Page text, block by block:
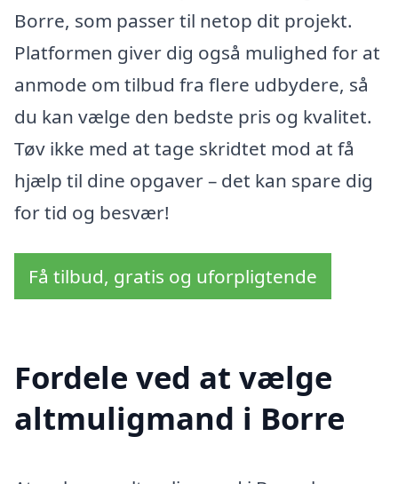
Borre, som passer til netop dit projekt.
Platformen giver dig også mulighed for at
anmode om tilbud fra flere udbydere, så
du kan vælge den bedste pris og kvalitet.
Tøv ikke med at tage skridtet mod at få
hjælp til dine opgaver – det kan spare dig
for tid og besvær!
Få tilbud, gratis og uforpligtende
Fordele ved at vælge
altmuligmand i Borre